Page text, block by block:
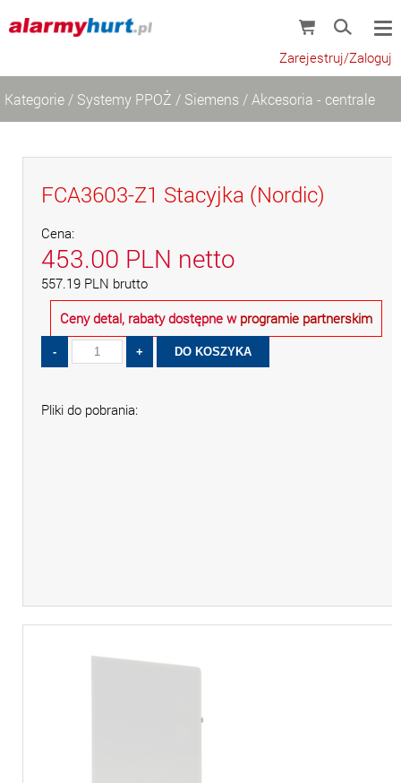
Zarejestruj/Zaloguj
Kategorie / Systemy PPOŻ / Siemens / Akcesoria - centrale
FCA3603-Z1 Stacyjka (Nordic)
Cena:
453.00 PLN netto
557.19 PLN brutto
Ceny detal, rabaty dostępne w programie partnerskim
Pliki do pobrania: